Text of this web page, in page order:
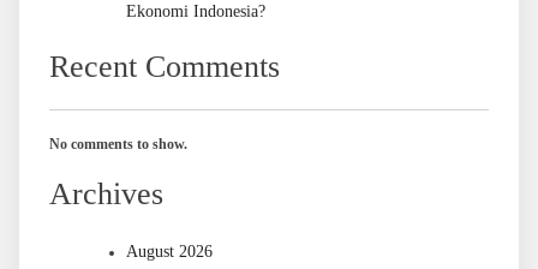
Ekonomi Indonesia?
Recent Comments
No comments to show.
Archives
August 2026